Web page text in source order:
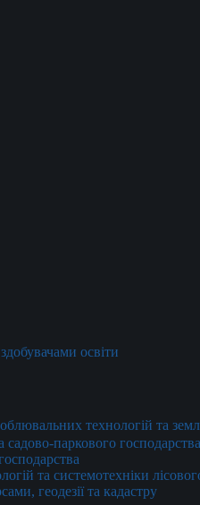
освіти
технологій та
садово-паркового господарства
та системотехніки
геодезії та кадастру